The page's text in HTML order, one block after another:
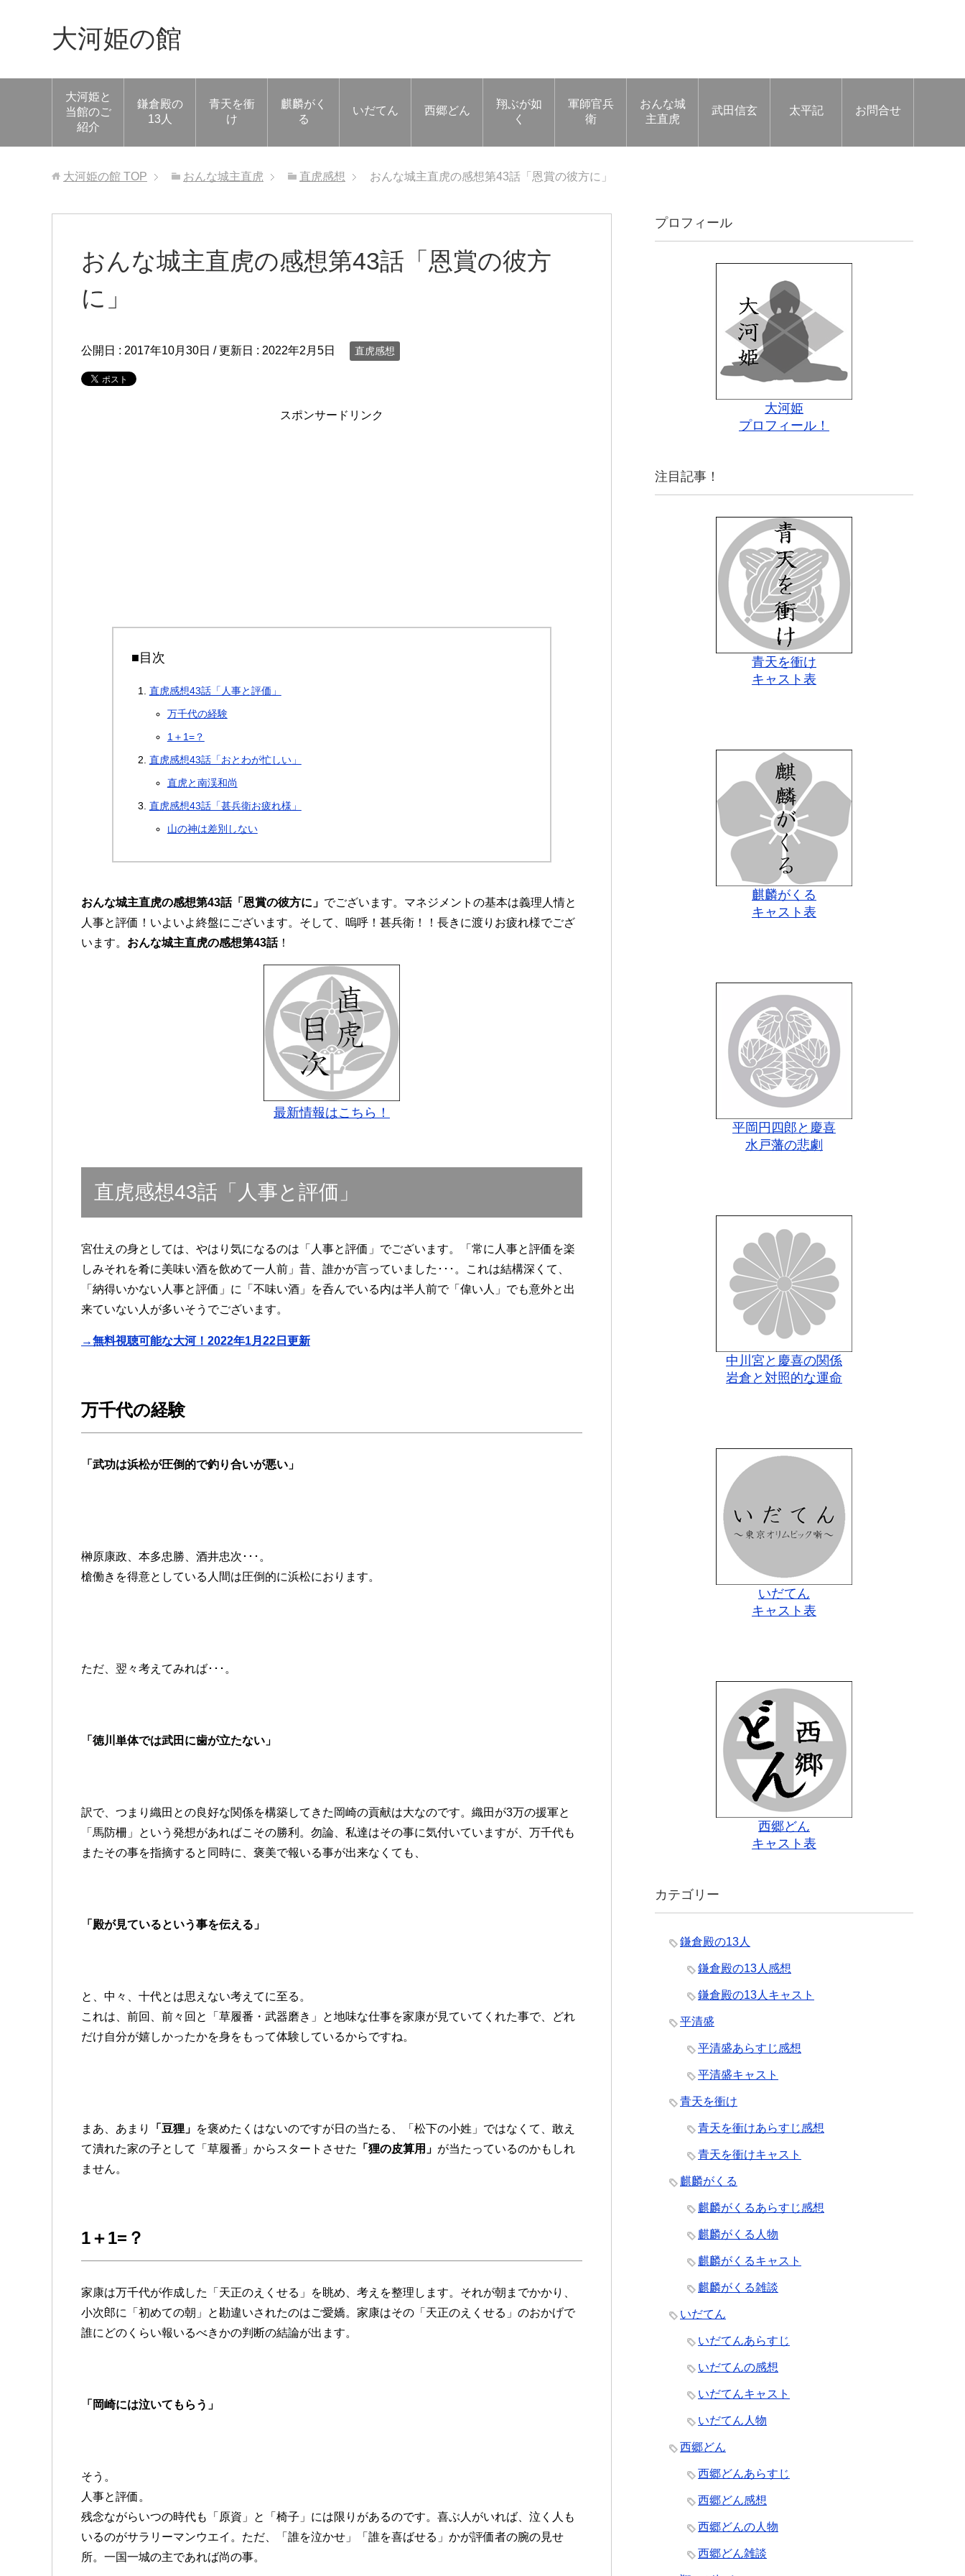
大河姫の館
大河姫と
当館のご
紹介
鎌倉殿の
13人
青天を衝
け
麒麟がく
る
いだてん 西郷どん
翔ぶが如
く
軍師官兵
衛
おんな城
主直虎
武田信玄 太平記 お問合せ
大河姫の館 TOP おんな城主直虎 直虎感想 おんな城主直虎の感想第43話「恩賞の彼方に」
おんな城主直虎の感想第43話「恩賞の彼方
に」
公開日 : 2017年10月30日 / 更新日 : 2022年2月5日 直虎感想
スポンサードリンク
■目次
直虎感想43話「人事と評価」
万千代の経験
1＋1=？
直虎感想43話「おとわが忙しい」
直虎と南渓和尚
直虎感想43話「甚兵衛お疲れ様」
山の神は差別しない
おんな城主直虎の感想第43話「恩賞の彼方に」 でございます。マネジメントの基本は義理人情と
人事と評価！いよいよ終盤にございます。そして、嗚呼！甚兵衛！！長きに渡りお疲れ様でござ
います。 おんな城主直虎の感想第43話！
最新情報はこちら！
直虎感想43話「人事と評価」
宮仕えの身としては、やはり気になるのは「人事と評価」でございます。「常に人事と評価を楽
しみそれを肴に美味い酒を飲めて一人前」昔、誰かが言っていました･･･。これは結構深くて、
「納得いかない人事と評価」に「不味い酒」を呑んでいる内は半人前で「偉い人」でも意外と出
来ていない人が多いそうでございます。
→無料視聴可能な大河！2022年1月22日更新
万千代の経験
「武功は浜松が圧倒的で釣り合いが悪い」
榊原康政、本多忠勝、酒井忠次･･･。
槍働きを得意としている人間は圧倒的に浜松におります。
ただ、翌々考えてみれば･･･。
「徳川単体では武田に歯が立たない」
訳で、つまり織田との良好な関係を構築してきた岡崎の貢献は大なのです。織田が3万の援軍と
「馬防柵」という発想があればこその勝利。勿論、私達はその事に気付いていますが、万千代も
またその事を指摘すると同時に、褒美で報いる事が出来なくても、
「殿が見ているという事を伝える」
と、中々、十代とは思えない考えてに至る。
これは、前回、前々回と「草履番・武器磨き」と地味な仕事を家康が見ていてくれた事で、どれ
だけ自分が嬉しかったかを身をもって体験しているからですね。
まあ、あまり 「豆狸」 を褒めたくはないのですが日の当たる、「松下の小姓」ではなくて、敢え
て潰れた家の子として「草履番」からスタートさせた
「狸の皮算用」 が当たっているのかもしれ
ません。
1＋1=？
家康は万千代が作成した「天正のえくせる」を眺め、考えを整理します。それが朝までかかり、
小次郎に「初めての朝」と勘違いされたのはご愛嬌。家康はその「天正のえくせる」のおかげで
誰にどのくらい報いるべきかの判断の結論が出ます。
「岡崎には泣いてもらう」
そう。
人事と評価。
残念ながらいつの時代も「原資」と「椅子」には限りがあるのです。喜ぶ人がいれば、泣く人も
いるのがサラリーマンウエイ。ただ、「誰を泣かせ」「誰を喜ばせる」かが評価者の腕の見せ
所。一国一城の主であれば尚の事。
プロフィール
大河姫
プロフィール！
注目記事！
青天を衝け
キャスト表
麒麟がくる
キャスト表
平岡円四郎と慶喜
水戸藩の悲劇
中川宮と慶喜の関係
岩倉と対照的な運命
いだてん
キャスト表
西郷どん
キャスト表
カテゴリー
鎌倉殿の13人
鎌倉殿の13人感想
鎌倉殿の13人キャスト
平清盛
平清盛あらすじ感想
平清盛キャスト
青天を衝け
青天を衝けあらすじ感想
青天を衝けキャスト
麒麟がくる
麒麟がくるあらすじ感想
麒麟がくる人物
麒麟がくるキャスト
麒麟がくる雑談
いだてん
いだてんあらすじ
いだてんの感想
いだてんキャスト
いだてん人物
西郷どん
西郷どんあらすじ
西郷どん感想
西郷どんの人物
西郷どん雑談